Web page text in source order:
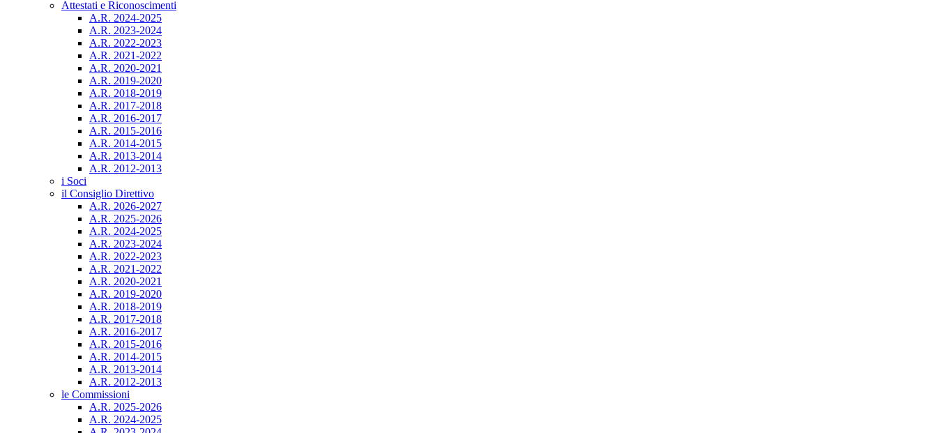
Attestati e Riconoscimenti
A.R. 2024-2025
A.R. 2023-2024
A.R. 2022-2023
A.R. 2021-2022
A.R. 2020-2021
A.R. 2019-2020
A.R. 2018-2019
A.R. 2017-2018
A.R. 2016-2017
A.R. 2015-2016
A.R. 2014-2015
A.R. 2013-2014
A.R. 2012-2013
i Soci
il Consiglio Direttivo
A.R. 2026-2027
A.R. 2025-2026
A.R. 2024-2025
A.R. 2023-2024
A.R. 2022-2023
A.R. 2021-2022
A.R. 2020-2021
A.R. 2019-2020
A.R. 2018-2019
A.R. 2017-2018
A.R. 2016-2017
A.R. 2015-2016
A.R. 2014-2015
A.R. 2013-2014
A.R. 2012-2013
le Commissioni
A.R. 2025-2026
A.R. 2024-2025